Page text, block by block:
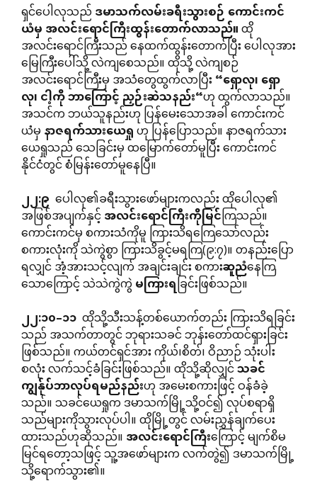
ရှင်ပေါလုသည်ဒမာသက်လမ်းခရီးသွားစဉ်ကောင်းကင်
ယံမှအလင်းရောင်ကြီးထွန်းတောက်လာသည်။ထို
အလင်းရောင်ကြီးသည် နေထက်ထွန်းတောက်ပြီး ပေါလုအား
မြေကြီးပေါ်သို့ လဲကျစေသည်။ ထိုသို့ လဲကျစဉ်
အလင်းရောင်ကြီးမှ အသံတွေထွက်လာပြီး“ရှောလု၊ရှော
လု၊ငါ့ကိုဘာကြောင့်ညှဉ်းဆဲသနည်း“ဟု ထွက်လာသည်။
အသင်က ဘယ်သူနည်းဟု ပြန်မေးသောအခါ ကောင်းကင်
ယံမှနာဇရက်သားယေရှုဟု ပြန်ပြောသည်။ နာဇရက်သား
ယေရှုသည် သေခြင်းမှ ထမြောက်တော်မူပြီး ကောင်းကင်
နိုင်ငံတွင် စံမြန်းတော်မူနေပြီ။
၂၂:၉ ပေါလု၏ခရီးသွားဖော်များကလည်း ထိုပေါလု၏
အဖြစ်အပျက်နှင့်အလင်းရောင်ကြီးကိုမြင်ကြသည်။
ကောင်းကင်မှ စကားသံကိုမူ ကြားသိရကြေသော်လည်း
စကားလုံးကို သဲကွဲစွာ ကြားသိခွင့်မရကြ(၉:၇)။ တနည်းပြော
ရလျှင် အံ့အားသင့်လျက် အချင်းချင်း စကားဆူညံနေကြ
သောကြောင့် သဲသဲကွဲကွဲမကြားရခြင်းဖြစ်သည်။
၂၂:၁၀–၁၁ ထိုသို့သီးသန့်တစ်ယောက်တည်း ကြားသိရခြင်း
သည် အသက်တာတွင် ဘုရားသခင် ဘုန်းတော်ထင်ရှားခြင်း
ဖြစ်သည်။ ကယ်တင်ရှင်အား ကိုယ်၊စိတ်၊ ဝိညာဉ် သုံးပါး
စလုံး လက်သင့်ခံခြင်းဖြစ်သည်။ ထိုသို့ဆိုလျှင်သခင်
ကျွန်ုပ်ဘာလုပ်ရမည်နည်းဟု အမေးစကားဖြင့် ဝန်ခံခဲ့
သည်။ သခင်ယေရှုက ဒမာသက်မြို့သို့ဝင်၍ လုပ်စရာရှိ
သည်များကိုသွားလုပ်ပါ။ ထိုမြို့တွင် လမ်းညွှန်ချက်ပေး
ထားသည်ဟုဆိုသည်။အလင်းရောင်ကြီးကြောင့် မျက်စိမ
မြင်ရတော့သဖြင့် သူ့အဖော်များက လက်တွဲ၍ ဒမာသက်မြို့
သို့ရောက်သွား၏။